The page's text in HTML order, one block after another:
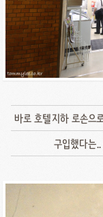
바로 호텔지하 로손으
구입했다는